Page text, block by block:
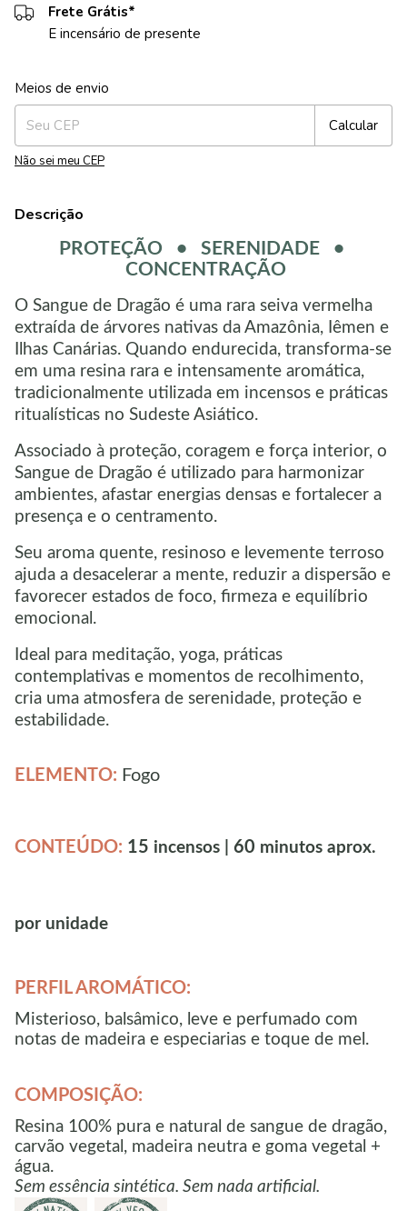
Frete Grátis*
E incensário de presente
Entregas para o CEP:
Meios de envio
Calcular
Não sei meu CEP
Descrição
PROTEÇÃO • SERENIDADE •
CONCENTRAÇÃO
O Sangue de Dragão é uma rara seiva vermelha
extraída de árvores nativas da Amazônia, Iêmen e
Ilhas Canárias. Quando endurecida, transforma-se
em uma resina rara e intensamente aromática,
tradicionalmente utilizada em incensos e práticas
ritualísticas no Sudeste Asiático.
Associado à proteção, coragem e força interior, o
Sangue de Dragão é utilizado para harmonizar
ambientes, afastar energias densas e fortalecer a
presença e o centramento.
Seu aroma quente, resinoso e levemente terroso
ajuda a desacelerar a mente, reduzir a dispersão e
favorecer estados de foco, firmeza e equilíbrio
emocional.
Ideal para meditação, yoga, práticas
contemplativas e momentos de recolhimento,
cria uma atmosfera de serenidade, proteção e
estabilidade.
ELEMENTO: Fogo
CONTEÚDO: 15 incensos | 60 minutos aprox.
por unidade
PERFIL AROMÁTICO:
Misterioso, balsâmico, leve e perfumado com
notas de madeira e especiarias e toque de mel.
COMPOSIÇÃO:
Resina 100% pura e natural de sangue de dragão,
carvão vegetal, madeira neutra e goma vegetal +
água.
Sem essência sintética. Sem nada artificial.